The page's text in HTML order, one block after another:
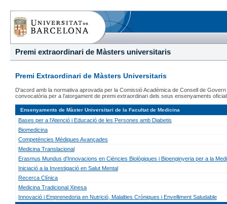
Premi extraordinari de Màsters universitaris
Premi Extraordinari de Màsters Universitaris
D'acord amb la normativa aprovada per la Comissió Acadèmica de Consell de
convocatòria per a l’atorgament de premi extraordinari dels seus ensenyaments
Ensenyaments de Màster Universitari de la Facultat de Medicina
Bases per a l'Atenció i Educació de les Persones amb Diabetis
Biomedicina
Competències Mèdiques Avançades
Medicina Translacional
Erasmus Mundus d'Innovacions en Ciències Biològiques i Bioenginyeria per a la
Iniciació a la Investigació en Salut Mental
Recerca Clínica
Medicina Tradicional Xinesa
Innovació i Emprenedoria en Nutrició, Malalties Cròniques i Envelliment Saludable